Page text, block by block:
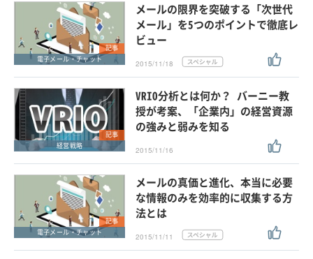
記事
電子メール・チャット
メールの限界を突破する「次世代
メール」を5つのポイントで徹底レ
ビュー
2015/11/18
記事
経営戦略
VRIO分析とは何か？ バーニー教
授が考案、「企業内」の経営資源
の強みと弱みを知る
2015/11/16
記事
電子メール・チャット
メールの真価と進化、本当に必要
な情報のみを効率的に収集する方
法とは
2015/11/11